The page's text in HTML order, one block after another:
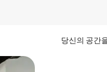
당신의 공간